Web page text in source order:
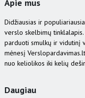
Apie mus
Didžiausias ir
verslo skelbimų
parduoti smulkų ir vidutinį
mėnesį
nuo keliolikos iki kelių
Daugiau